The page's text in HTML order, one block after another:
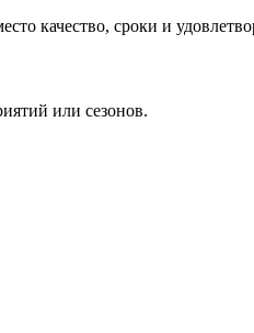
качество, сроки и
или сезонов.